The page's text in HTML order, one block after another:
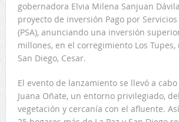
gobernadora Elvia Milena Sanjuan
proyecto de inversión Pago por
(PSA), anunciando una inversión
millones, en el corregimiento Los
San Diego, Cesar.
El evento de lanzamiento se llevó a
Juana Oñate, un entorno privilegiado,
vegetación y cercanía con el afluente.